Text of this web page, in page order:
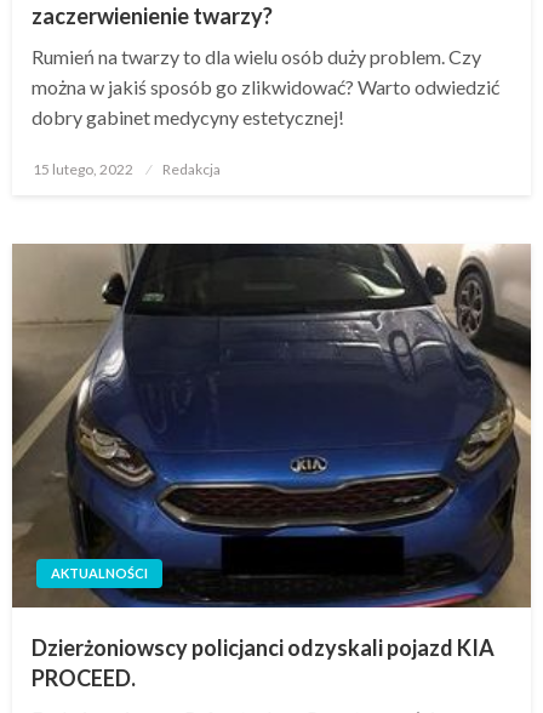
zaczerwienienie twarzy?
Rumień na twarzy to dla wielu osób duży problem. Czy
można w jakiś sposób go zlikwidować? Warto odwiedzić
dobry gabinet medycyny estetycznej!
Opublikowane
15 lutego, 2022 Redakcja
AKTUALNOŚCI
Dzierżoniowscy policjanci odzyskali pojazd KIA
PROCEED.